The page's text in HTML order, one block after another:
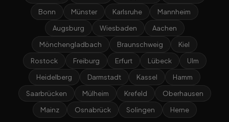
Bonn
Münster Karlsruhe
Mannheim
Augsburg
Wiesbaden
Aachen
Mönchengladbach
Braunschweig
Kiel
Rostock
Freiburg Erfurt Lübeck
Ulm
Heidelberg
Darmstadt Kassel
Hamm
Saarbrücken
Mülheim Krefeld
Oberhausen
Mainz
Osnabrück Solingen Herne